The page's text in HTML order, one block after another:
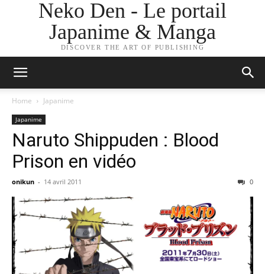
Neko Den - Le portail
Japanime & Manga
DISCOVER THE ART OF PUBLISHING
Home Japanime
Japanime
Naruto Shippuden : Blood
Prison en vidéo
onikun - 14 avril 2011 0